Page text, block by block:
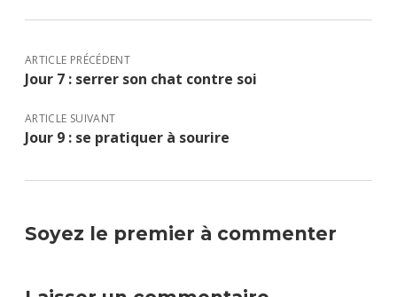
ARTICLE PRÉCÉDENT
Jour 7 : serrer son chat contre soi
ARTICLE SUIVANT
Jour 9 : se pratiquer à sourire
Soyez le premier à commenter